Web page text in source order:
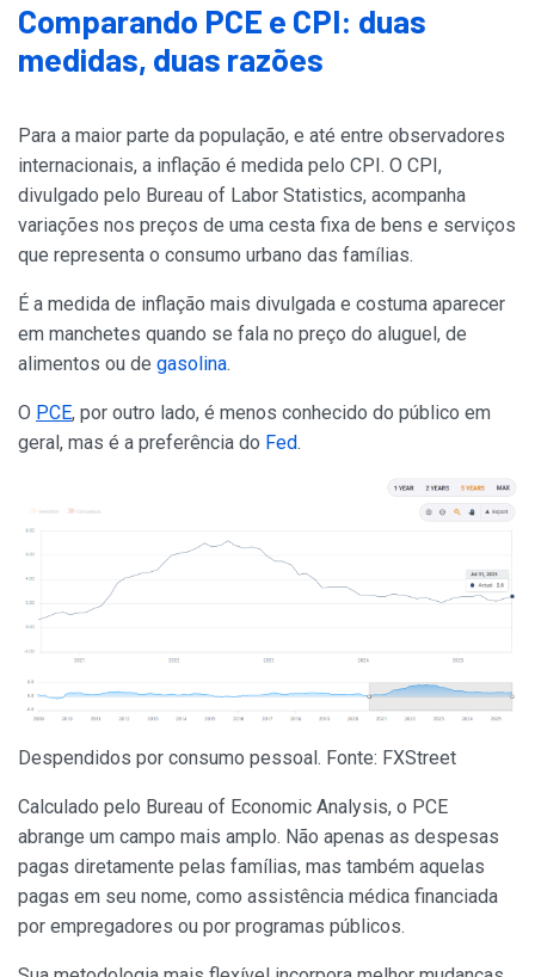
Comparando PCE e CPI: duas
medidas, duas razões
Para a maior parte da população, e até entre observadores
internacionais, a inflação é medida pelo CPI. O CPI,
divulgado pelo Bureau of Labor Statistics, acompanha
variações nos preços de uma cesta fixa de bens e serviços
que representa o consumo urbano das famílias.
É a medida de inflação mais divulgada e costuma aparecer
em manchetes quando se fala no preço do aluguel, de
alimentos ou de gasolina.
O PCE, por outro lado, é menos conhecido do público em
geral, mas é a preferência do Fed.
Despendidos por consumo pessoal. Fonte: FXStreet
Calculado pelo Bureau of Economic Analysis, o PCE
abrange um campo mais amplo. Não apenas as despesas
pagas diretamente pelas famílias, mas também aquelas
pagas em seu nome, como assistência médica financiada
por empregadores ou por programas públicos.